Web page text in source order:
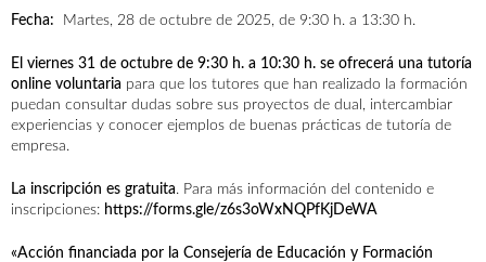
Fecha: Martes, 28 de octubre de 2025, de 9:30 h. a 13:30 h.
El viernes 31 de octubre de 9:30 h. a 10:30 h. se ofrecerá una tutoría
online voluntaria para que los tutores que han realizado la formación
puedan consultar dudas sobre sus proyectos de dual, intercambiar
experiencias y conocer ejemplos de buenas prácticas de tutoría de
empresa.
La inscripción es gratuita. Para más información del contenido e
inscripciones: https://forms.gle/z6s3oWxNQPfKjDeWA
«Acción financiada por la Consejería de Educación y Formación